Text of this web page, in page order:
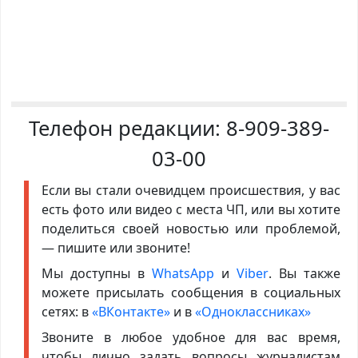
Телефон редакции: 8-909-389-
03-00
Если вы стали очевидцем происшествия, у вас
есть фото или видео с места ЧП, или вы хотите
поделиться своей новостью или проблемой,
— пишите или звоните!
Мы доступны в WhatsApp иViber. Вы также
можете присылать сообщения в социальных
сетях: в«ВКонтакте»и в«Одноклассниках»
Звоните в любое удобное для вас время,